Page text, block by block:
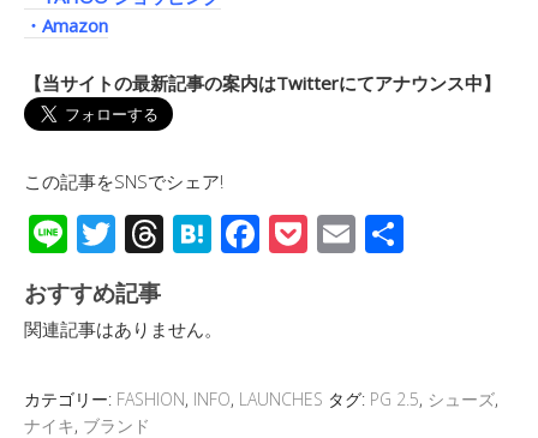
・Amazon
【当サイトの最新記事の案内はTwitterにてアナウンス中】
この記事をSNSでシェア!
Li
n
e
T
wi
tt
er
T
hr
e
a
d
H
at
a
F
ac
o
P
o
E
m
おすすめ記事
関連記事はありません。
カテゴリー: FASHION, INFO, LAUNCHES タグ: PG 2.5, シューズ,
ナイキ, ブランド